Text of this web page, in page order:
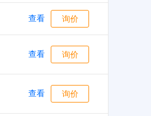
查看 询价
查看 询价
查看 询价